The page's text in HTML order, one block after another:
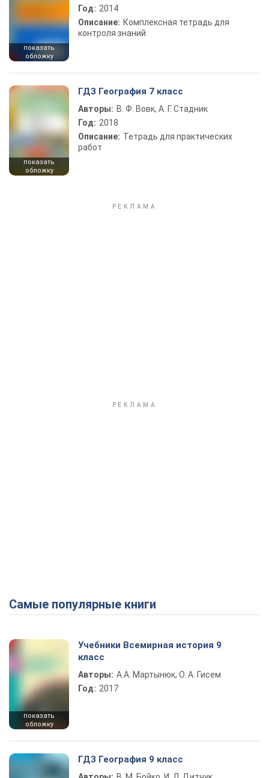
показать
обложку
Год: 2014
Описание: Комплексная тетрадь для
контроля знаний
показать
обложку
ГДЗ География 7 класс
Авторы: В. Ф. Вовк, А. Г. Стадник
Год: 2018
Описание: Тетрадь для практических
работ
Самые популярные книги
показать
обложку
Учебники Всемирная история 9
класс
Авторы: А.А. Мартынюк, О. А. Гисем
Год: 2017
ГДЗ География 9 класс